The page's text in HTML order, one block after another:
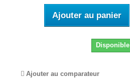
Ajouter au panier
Disponible
Ajouter au comparateur